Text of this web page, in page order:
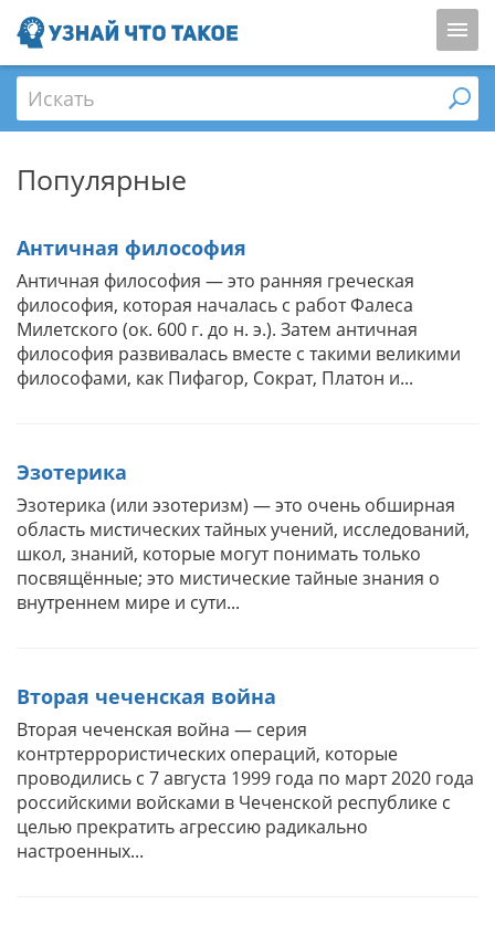
Искать
Популярные
Античная философия
Античная философия — это ранняя греческая
философия, которая началась с работ Фалеса
Милетского (ок. 600 г. до н. э.). Затем античная
философия развивалась вместе с такими великими
философами, как Пифагор, Сократ, Платон и...
Эзотерика
Эзотерика (или эзотеризм) — это очень обширная
область мистических тайных учений, исследований,
школ, знаний, которые могут понимать только
посвящённые; это мистические тайные знания о
внутреннем мире и сути...
Вторая чеченская война
Вторая чеченская война — серия
контртеррористических операций, которые
проводились с 7 августа 1999 года по март 2020 года
российскими войсками в Чеченской республике с
целью прекратить агрессию радикально
настроенных...